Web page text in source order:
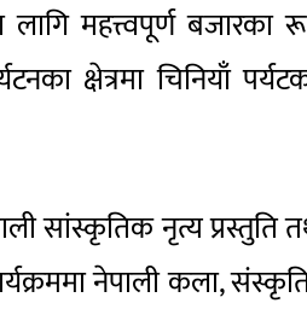
लागि महत्त्वपूर्ण
क्षेत्रमा चिनियाँ
सांस्कृतिक नृत्य प्रस्तुति
नेपाली कला,